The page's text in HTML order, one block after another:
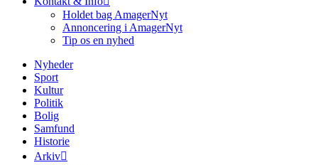
Holdet bag AmagerNyt
Annoncering i AmagerNyt
Tip os en nyhed
Nyheder
Sport
Kultur
Politik
Bolig
Samfund
Historie
Arkiv